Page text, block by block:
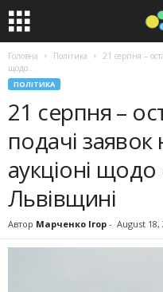
Головна Політика
21 серпня –
щодо...
ПОЛІТИКА
21 серпня –
подачі заявок
аукціоні
Львівщині
Автор Марченко Ігор - August 18,